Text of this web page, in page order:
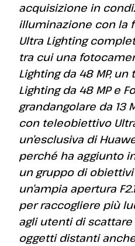
acquisizione in
illuminazione con la
Ultra Lighting
tra cui una
Lighting da 48 MP,
Lighting da 48 MP e
grandangolare da 13
con teleobiettivo
un’esclusiva di
perché ha aggiunto
un gruppo di obiettivi
un’ampia apertura
per raccogliere più
agli utenti di
oggetti distanti